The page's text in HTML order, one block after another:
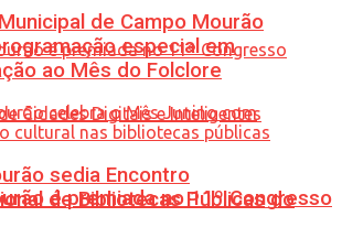
é premiada no 11º Congresso
de Campo Mourão
especial em
ao Mês do Folclore
sedia Encontro
de Bibliotecas Públicas do